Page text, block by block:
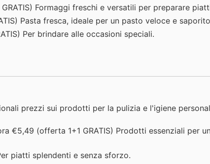
Formaggi freschi e versatili per preparare
Pasta fresca, ideale per un pasto veloce e
Per brindare alle occasioni speciali.
prezzi sui prodotti per la pulizia e l'igiene
€5,49 (offerta 1+1 GRATIS) Prodotti essenziali per
piatti splendenti e senza sforzo.